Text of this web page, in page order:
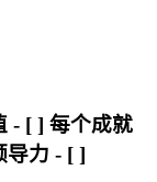
- [ ] 每个成就
导力 - [ ]